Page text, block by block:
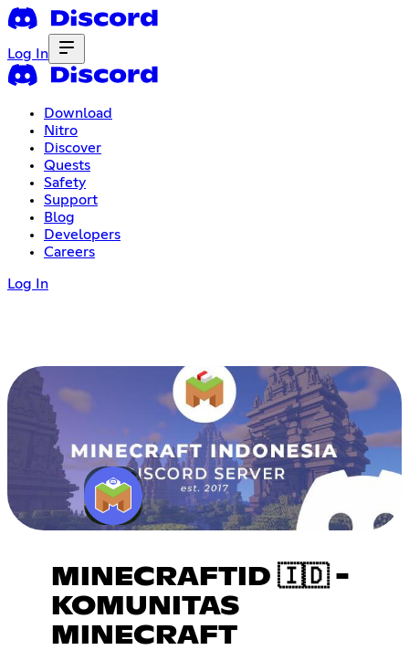
Log In
Download
Nitro
Discover
Quests
Safety
Support
Blog
Developers
Careers
Log In
MINECRAFTID 🇮🇩 -
KOMUNITAS
MINECRAFT